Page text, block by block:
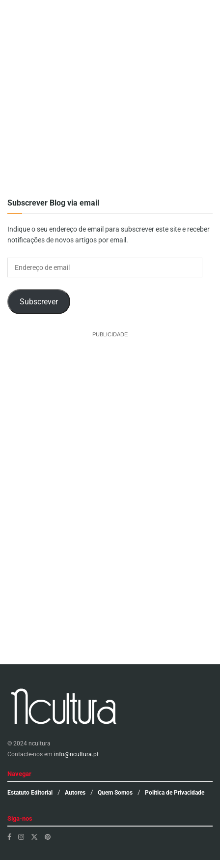
Subscrever Blog via email
Indique o seu endereço de email para subscrever este site e receber
notificações de novos artigos por email.
Subscrever
PUBLICIDADE
© 2024 ncultura
Contacte-nos em info@ncultura.pt
Navegar
Estatuto Editorial Autores Quem Somos Política de Privacidade
Siga-nos